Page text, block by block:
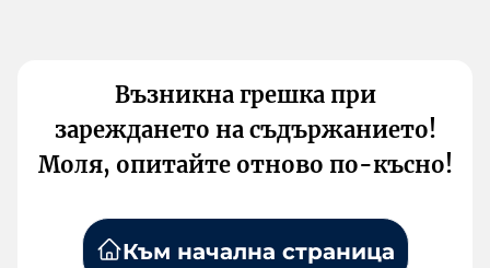
Възникна грешка при
зареждането на съдържанието!
Моля, опитайте отново по-късно!
Към начална страница